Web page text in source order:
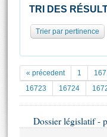
Pétitions
Documents
Projets de loi
Propositions de loi
Statistiques et
Documents de
( Constitution |
Histoire
La Bibliothèque
Les archives
TRI DES
Trier par pertinence
« précedent 1
16723
16724
Dossier législatif -